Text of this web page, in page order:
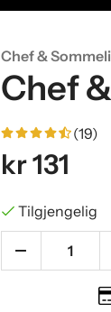
Chef &
Chef
(19)
kr 131
Tilgjengelig